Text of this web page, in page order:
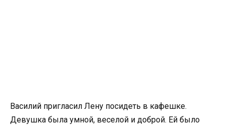
Василий пригласил Лену посидеть в кафешке.
Девушка была умной, веселой и доброй. Ей было